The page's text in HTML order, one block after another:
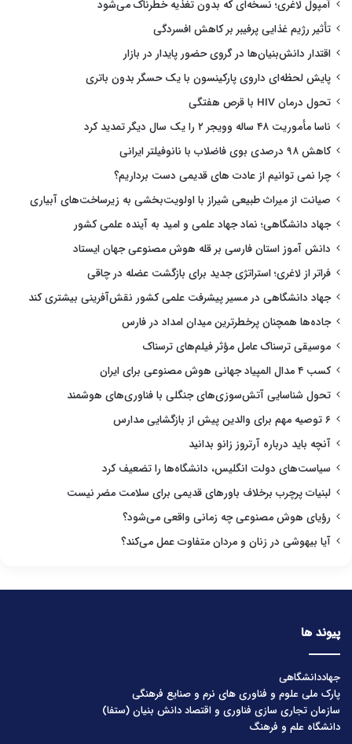
آمپول لاغری؛ نسخه‌ای که بدون تغذیه خطرناک می‌شود
تأثیر رژیم غذایی پرفیبر بر کاهش افسردگی
اقتدار دانش‌بنیان‌ها در گروی حضور پایدار در بازار
پایش لحظه‌ای داروی پارکینسون با یک حسگر بدون باتری
تحول درمان HIV با قرص هفتگی
ناسا مأموریت ۴۸ ساله وویجر ۲ را یک سال دیگر تمدید کرد
کاهش ۹۸ درصدی بوی فاضلاب با نانوفیلتر ایرانی
چرا نمی توانیم از عادت های قدیمی دست برداریم؟
صیانت از میراث طبیعی شیراز با اولویت‌بخشی به زیرساخت‌های آبیاری
جهاد دانشگاهی؛ نماد جهاد علمی و امید به آینده علمی کشور
دانش آموز استان فارسی بر قله هوش مصنوعی جهان ایستاد
فراتر از لاغری؛ استراتژی جدید برای بازگشت عضله در چاقی
جهاد دانشگاهی در مسیر پیشرفت علمی کشور نقش‌آفرینی بیشتری کند
جاده‌ها همچنان پرخطرترین میدان امداد در فارس
موسیقی ترسناک عامل مؤثر فیلم‌های ترسناک
کسب ۴ مدال المپیاد جهانی هوش مصنوعی برای ایران
تحول شناسایی آتش‌سوزی‌های جنگلی با فناوری‌های هوشمند
۶ توصیه مهم برای والدین پیش از بازگشایی مدارس
آنچه باید درباره آرتروز زانو بدانید
سیاست‌های دولت انگلیس، دانشگاه‌ها را تضعیف کرد
لبنیات پرچرب برخلاف باورهای قدیمی برای سلامت مضر نیست
رؤیای هوش مصنوعی چه زمانی واقعی می‌شود؟
آیا بیهوشی در زنان و مردان متفاوت عمل می‌کند؟
پیوند ها
جهاددانشگاهی
پارک ملی علوم و فناوری های نرم و صنایع فرهنگی
سازمان تجاری سازی فناوری و اقتصاد دانش بنیان (ستفا)
دانشگاه علم و فرهنگ